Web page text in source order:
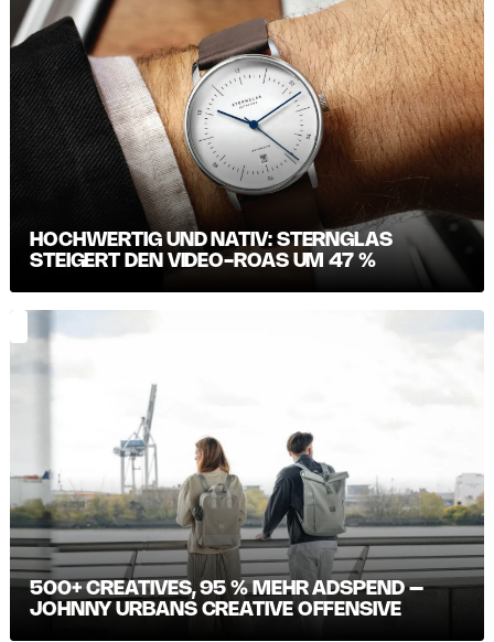
HOCHWERTIG UND NATIV: STERNGLAS
STEIGERT DEN VIDEO-ROAS UM 47 %
500+ CREATIVES, 95 % MEHR ADSPEND –
JOHNNY URBANS CREATIVE OFFENSIVE